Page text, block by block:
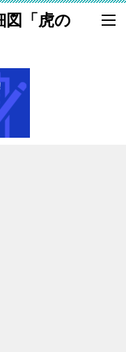
図「虎の